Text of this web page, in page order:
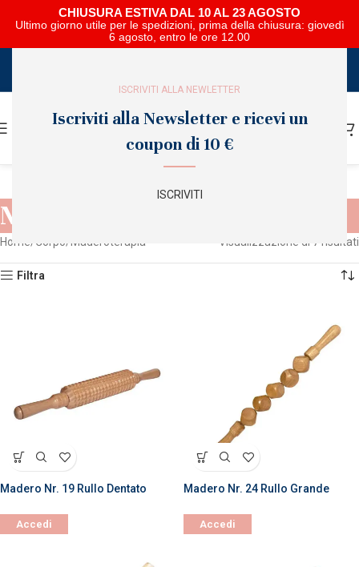
ISCRIVITI ALLA NEWLETTER
Iscriviti alla Newsletter e ricevi un
coupon di 10 €
ISCRIVITI
CHIUSURA ESTIVA DAL 10 AL 23 AGOSTO
Ultimo giorno utile per le spedizioni, prima della chiusura: giovedì
6 agosto, entro le ore 12.00
Maderoterapia
Home Corpo Maderoterapia Visualizzazione di 7 risultati
Filtra
Madero Nr. 19 Rullo Dentato
Accedi
Madero Nr. 24 Rullo Grande
Accedi